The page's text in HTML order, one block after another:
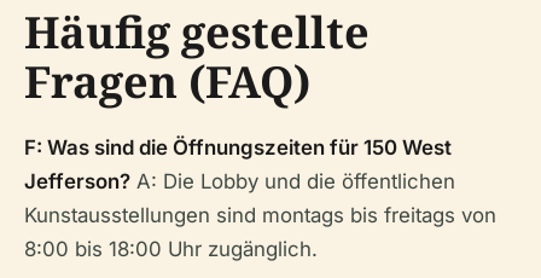
Häufig gestellte
Fragen (FAQ)
F: Was sind die Öffnungszeiten für 150 West
Jefferson? A: Die Lobby und die öffentlichen
Kunstausstellungen sind montags bis freitags von
8:00 bis 18:00 Uhr zugänglich.